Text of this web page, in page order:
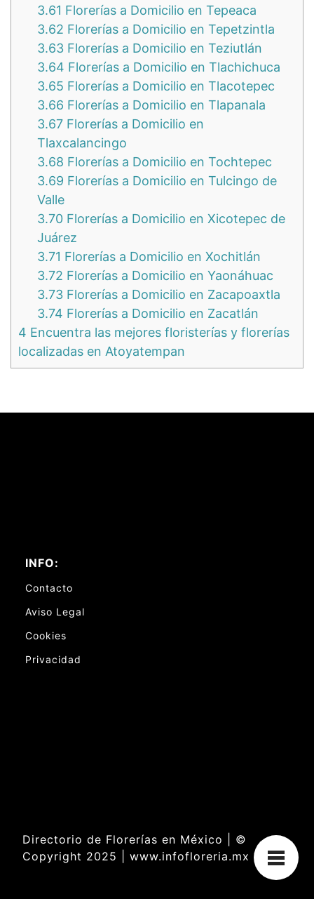
3.61 Florerías a Domicilio en Tepeaca
3.62 Florerías a Domicilio en Tepetzintla
3.63 Florerías a Domicilio en Teziutlán
3.64 Florerías a Domicilio en Tlachichuca
3.65 Florerías a Domicilio en Tlacotepec
3.66 Florerías a Domicilio en Tlapanala
3.67 Florerías a Domicilio en
Tlaxcalancingo
3.68 Florerías a Domicilio en Tochtepec
3.69 Florerías a Domicilio en Tulcingo de
Valle
3.70 Florerías a Domicilio en Xicotepec de
Juárez
3.71 Florerías a Domicilio en Xochitlán
3.72 Florerías a Domicilio en Yaonáhuac
3.73 Florerías a Domicilio en Zacapoaxtla
3.74 Florerías a Domicilio en Zacatlán
4 Encuentra las mejores floristerías y florerías
localizadas en Atoyatempan
INFO:
Contacto
Aviso Legal
Cookies
Privacidad
Directorio de Florerías en México | ©
Copyright 2025 | www.infofloreria.mx